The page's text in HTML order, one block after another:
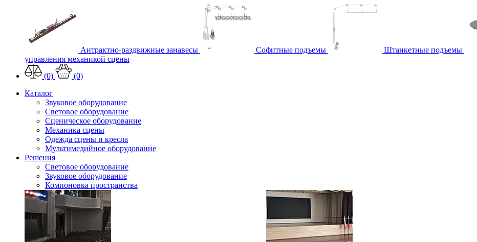
Антрактно-раздвижные занавесы Софитные подъемы Штанкетные подъемы
управления механикой сцены
(0)
(0)
Каталог
Звуковое оборудование
Световое оборудование
Сценическое оборудование
Механика сцены
Одежда сцены и кресла
Мультимедийное оборудование
Решения
Световое оборудование
Звуковое оборудование
Компоновка пространства